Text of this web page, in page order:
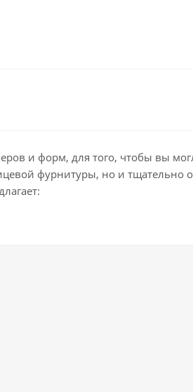
и форм, для того, чтобы вы
фурнитуры, но и